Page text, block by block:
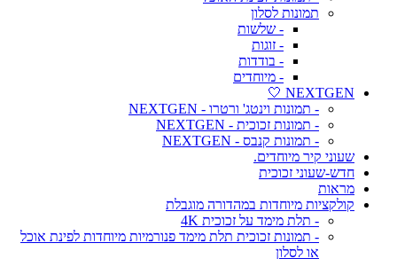
תמונות לסלון
- שלשות
- זוגות
- בודדות
- מיוחדים
NEXTGEN 🤍
- תמונות וינטג' ורטרו - NEXTGEN
- תמונות זכוכית - NEXTGEN
- תמונות קנבס - NEXTGEN
שעוני קיר מיוחדים.
חדש-שעוני זכוכית
מראות
קולקציות מיוחדות במהדורה מוגבלת
- תלת מימד על זכוכית 4K
- תמונות זכוכית תלת מימד פנורמיות מיוחדות לפינת אוכל
או לסלון